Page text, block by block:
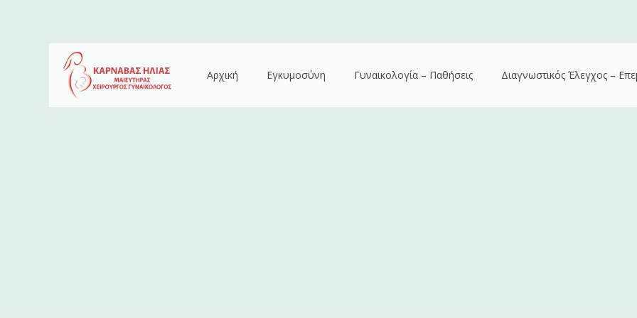
Αρχική Εγκυμοσύνη Γυναικολογία – Παθήσεις Διαγνωστικός Έλεγχος –